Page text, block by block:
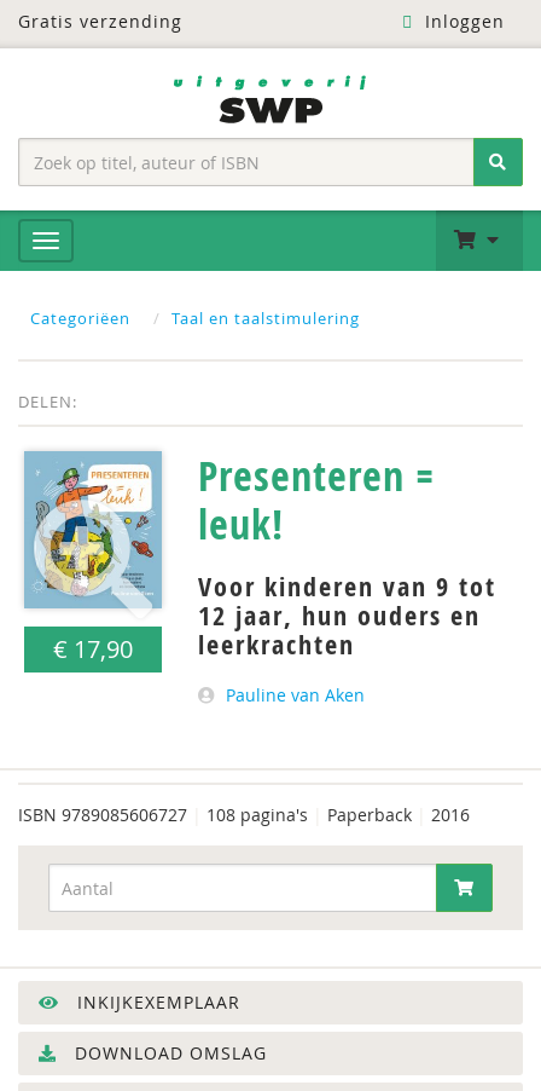
Gratis verzending Inloggen
Categoriëen Taal en taalstimulering
DELEN:
€ 17,90
Presenteren =
leuk!
Voor kinderen van 9 tot
12 jaar, hun ouders en
leerkrachten
Pauline van Aken
ISBN 9789085606727 108 pagina's Paperback 2016
INKIJKEXEMPLAAR
DOWNLOAD OMSLAG